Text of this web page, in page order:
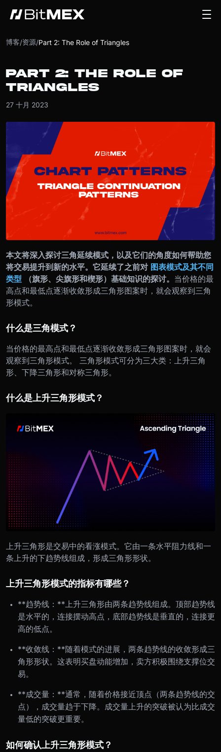
博客/资源/Part 2: The Role of Triangles
PART 2: THE ROLE OF
TRIANGLES
27 十月 2023
本文将深入探讨三角延续模式，以及它们的角度如何帮助您
将交易提升到新的水平。它延续了之前对 图表模式及其不同
类型
（旗形、尖旗形和楔形）基础知识的探讨。 当价格的最
高点和最低点逐渐收敛形成三角形图案时，就会观察到三角
形模式。
什么是三角模式？
当价格的最高点和最低点逐渐收敛形成三角形图案时，就会
观察到三角形模式。 三角形模式可分为三大类：上升三角
形、下降三角形和对称三角形。
什么是上升三角形模式？
上升三角形是交易中的看涨模式。它由一条水平阻力线和一
条上升的下趋势线组成，形成三角形形状。
上升三角形模式的指标有哪些？
**趋势线：**上升三角形由两条趋势线组成。顶部趋势线
是水平的，连接摆动高点，底部趋势线是垂直的，连接更
高的低点。
**收敛线：**随着模式的进展，两条趋势线的收敛形成三
角形形状。这表明买盘动能增加，卖方积极围绕支撑位交
易。
**成交量：**通常，随着价格接近顶点（两条趋势线的交
点），成交量趋于下降。成交量上升的突破被认为比成交
量低的突破更重要。
如何确认上升三角形模式？